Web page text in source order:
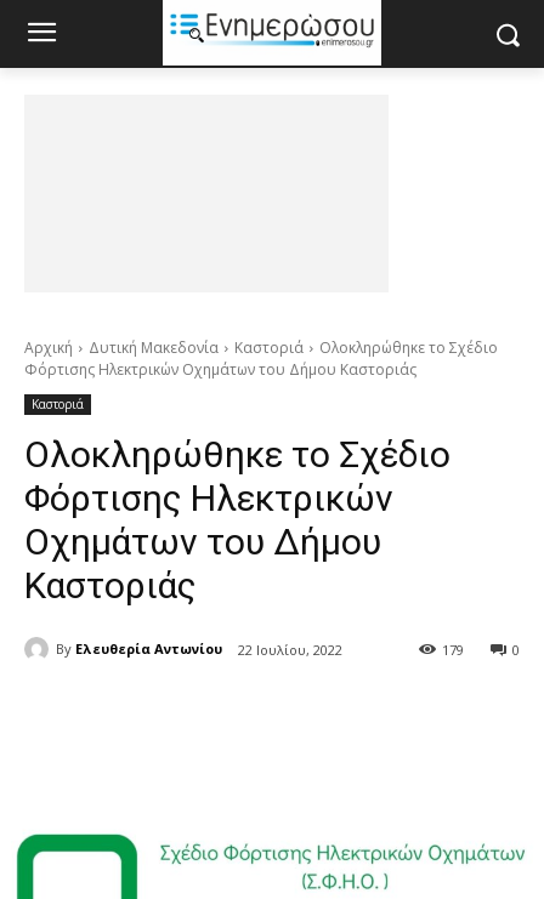
Αρχική Δυτική Μακεδονία Καστοριά
Ολοκληρώθηκε το Σχέδιο
Φόρτισης Ηλεκτρικών Οχημάτων του Δήμου Καστοριάς
Καστοριά
Ολοκληρώθηκε το Σχέδιο
Φόρτισης Ηλεκτρικών
Οχημάτων του Δήμου
Καστοριάς
By Ελευθερία Αντωνίου 22 Ιουλίου, 2022 0
179